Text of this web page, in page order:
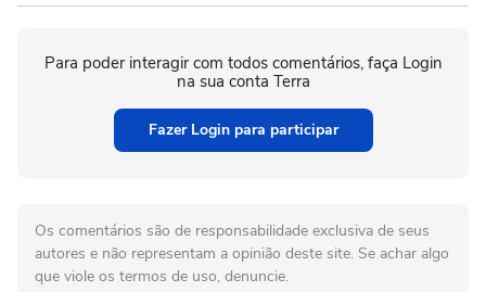
Para poder interagir com todos comentários, faça Login
na sua conta Terra
Fazer Login para participar
Os comentários são de responsabilidade exclusiva de seus
autores e não representam a opinião deste site. Se achar algo
que viole os termos de uso, denuncie.